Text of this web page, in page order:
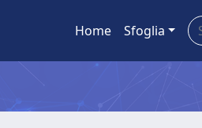
Home Sfoglia